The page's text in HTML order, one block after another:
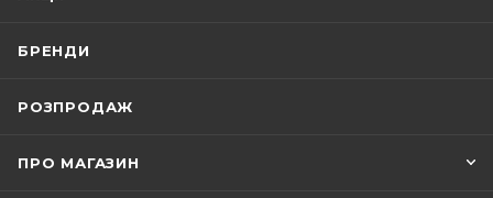
БРЕНДИ
РОЗПРОДАЖ
ПРО МАГАЗИН